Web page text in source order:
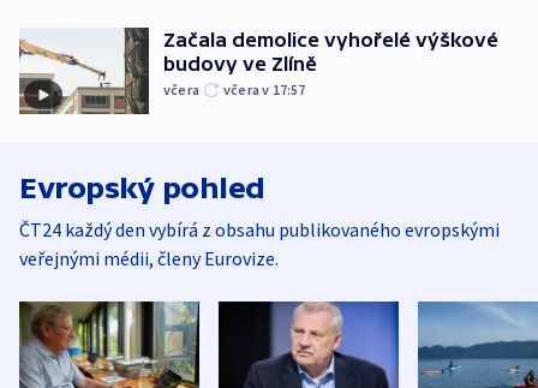
Začala demolice vyhořelé výškové
budovy ve Zlíně
včera včera v 17:57
Evropský pohled
ČT24 každý den vybírá z obsahu publikovaného evropskými
veřejnými médii, členy Eurovize.